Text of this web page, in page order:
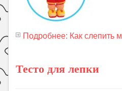
Подробнее: Как слепить
Тесто для лепки